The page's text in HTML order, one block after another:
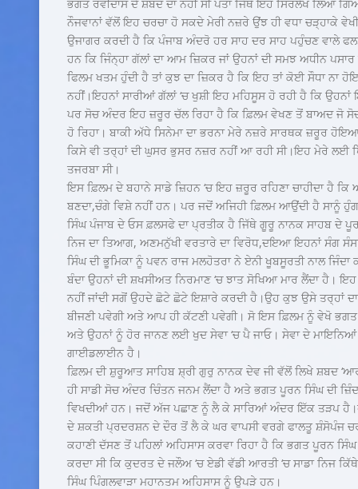
ਭਗਤ ਰਵੀਦਾਸ ਦੇ ਸ਼ਬਦ ਦਾ ਨਹੀਂ ਸੀ ਪਤਾ ਜਿੱਥੋਂ ਇਹ ਸਿਰਲੇਖ ਲਿਆ
ਨੌਜਵਾਨਾਂ ਵੱਲੋਂ ਇਹ ਚਰਚਾ ਹੋ ਸਕਦੇ ਮੇਰੀ ਨਜ਼ਰੇ ਉਂਝ ਹੀ ਵਧਾ ਚੜ੍ਹਾਕੇ
ਉਜਾਗਰ ਕਰਦੀ ਹੈ ਕਿ ਪੰਜਾਬ ਅੰਦਰੋ ਹਰ ਸਾਹ ਦਰ ਸਾਹ ਪਹੁੰਚਣ ਵਾਲੇ
ਹਨ ਕਿ ਜਿੰਨ੍ਹਾ ਗੱਲਾਂ ਦਾ ਆਮ ਜ਼ਿਕਰ ਜਾਂ ਉਹਨਾਂ ਦੀ ਸਮਝ ਅਧੀਨ ਪਸਾਰ
ਫਿਲਮ ਖਤਮ ਹੁੰਦੀ ਹੈ ਤਾਂ ਕੁਝ ਦਾ ਜ਼ਿਕਰ ਹੈ ਕਿ ਇਹ ਤਾਂ ਕੋਈ ਸੌਧਾ ਨਾ
ਨਹੀਂ।ਇਹਨਾਂ ਸਾਰੀਆਂ ਗੱਲਾਂ ‘ਚ ਖੁਸ਼ੀ ਇਹ ਮਹਿਸੂਸ ਹੋ ਰਹੀ ਹੈ ਕਿ ਉਹਨਾਂ
ਪਰ ਸੋਚ ਅੰਦਰ ਇਹ ਜ਼ਰੂਰ ਚੱਲ ਰਿਹਾ ਹੈ ਕਿ ਫ਼ਿਲਮ ਵੇਖਣ ਤੋਂ ਬਾਅਦ ਜੋ ਸੋਚ
ਹੋ ਰਿਹਾ। ਬਾਕੀ ਅੱਧੇ ਸਿਨੇਮਾ ਦਾ ਭਰਨਾ ਮੇਰੇ ਨਜ਼ਰੇ ਸਾਰਥਕ ਜ਼ਰੂਰ
ਕਿਸੇ ਵੀ ਤਰ੍ਹਾਂ ਦੀ ਘੁਸਰ ਭੁਸਰ ਨਜ਼ਰ ਨਹੀਂ ਆ ਰਹੀ ਸੀ।ਇਹ ਮੇਰੇ ਲਈ
ਤਜਰਬਾ ਸੀ।
ਇਸ ਫ਼ਿਲਮ ਦੇ ਬਹਾਨੇ ਸਾਡੇ ਜ਼ਿਹਨ ‘ਚ ਇਹ ਜ਼ਰੂਰ ਰਹਿਣਾ ਚਾਹੀਦਾ ਹੈ ਕਿ
ਬਣਦਾ,ਚੰਗੇ ਵਿਸ਼ੇ ਨਹੀਂ ਹਨ। ਪਰ ਜਦੋਂ ਅਜਿਹੀ ਫ਼ਿਲਮ ਆਉਂਦੀ ਹੈ ਸਾਨੂੰ
ਸਿੰਘ ਪੰਜਾਬ ਦੇ ਓਸ ਫ਼ਲਸਫੇ ਦਾ ਪ੍ਰਤੀਕ ਹੈ ਜਿੱਥੇ ਗੂਰੂ ਨਾਨਕ ਸਾਹਬ ਦੇ
ਨਿਜ ਦਾ ਤਿਆਗ, ਅਣਮਨੁੱਖੀ ਵਰਤਾਰੇ ਦਾ ਵਿਰੋਧ,ਦਇਆ ਇਹਨਾਂ ਸੰਗ
ਸਿੰਘ ਦੀ ਭੂਮਿਕਾ ਨੂੰ ਪਵਨ ਰਾਜ ਮਲਹੋਤਰਾ ਨੇ ਏਨੀ ਖੂਬਸੂਰਤੀ ਨਾਲ
ਬੰਦਾ ਉਹਨਾਂ ਦੀ ਸ਼ਖਸੀਅਤ ਨਿਰਮਾਣ ‘ਚ ਝਾਤ ਸੋਖਿਆ ਮਾਰ ਲੈਂਦਾ ਹੈ।
ਨਹੀਂ ਜਾਂਦੀ ਸਗੋਂ ਉਹਦੇ ਛੋਟੇ ਛੋਟੇ ਇਸ਼ਾਰੇ ਕਰਦੀ ਹੈ।ਉਹ ਕੁਝ ਉਸੇ ਤਰ੍ਹਾਂ
ਬੀਜਣੀ ਪਵੇਗੀ ਅਤੇ ਆਪ ਹੀ ਕੱਟਣੀ ਪਵੇਗੀ। ਸੋ ਇਸ ਫ਼ਿਲਮ ਨੂੰ ਵੇਖੋ
ਅਤੇ ਉਹਨਾਂ ਨੂੰ ਹੋਰ ਜਾਨਣ ਲਈ ਖੁਦ ਸੇਵਾ ‘ਚ ਪੈ ਜਾਓ। ਸੇਵਾ ਦੇ
ਗਾਈਡਲਾਈਨ ਹੈ।
ਫ਼ਿਲਮ ਦੀ ਸ਼ੁਰੂਆਤ ਸਾਹਿਬ ਸ਼੍ਰੀ ਗੁਰੁ ਨਾਨਕ ਦੇਵ ਜੀ ਵੱਲੋਂ ਲਿਖੇ ਸ਼ਬਦ
ਹੀ ਸਾਡੀ ਸੋਚ ਅੰਦਰ ਚਿੰਤਨ ਜਨਮ ਲੈਂਦਾ ਹੈ ਅਤੇ ਭਗਤ ਪੂਰਨ ਸਿੰਘ ਦੀ
ਵਿਖਦੀਆਂ ਹਨ। ਜਦੋਂ ਅੱਜ ਪਛਾਣ ਨੂੰ ਲੈ ਕੇ ਸਾਰਿਆਂ ਅੰਦਰ ਇੱਕ ਤੜਪ
ਦੇ ਸ਼ਕਤੀ ਪ੍ਰਦਰਸ਼ਨ ਦੇ ਦੌਰ ਤੋਂ ਲੈ ਕੇ ਘਰ ਵਾਪਸੀ ਵਰਗੇ ਫਾਲਤੂ ਸ਼ੰਸੋਪੰਜ
ਕਹਾਣੀ ਦੱਸਣ ਤੋਂ ਪਹਿਲਾਂ ਅਹਿਸਾਸ ਕਰਵਾ ਰਿਹਾ ਹੈ ਕਿ ਭਗਤ ਪੂਰਨ
ਕਰਦਾ ਸੀ ਕਿ ਕੁਦਰਤ ਦੇ ਜਲੌਅ ‘ਚ ਏਡੀ ਵੱਡੀ ਆਰਤੀ ‘ਚ ਸਾਡਾ ਨਿਜ
ਸਿੰਘ ਪਿੰਗਲਵਾੜਾ ਮਹਾਨਤਮ ਅਹਿਸਾਸ ਨੂੰ ਉਪੜੇ ਹਨ।